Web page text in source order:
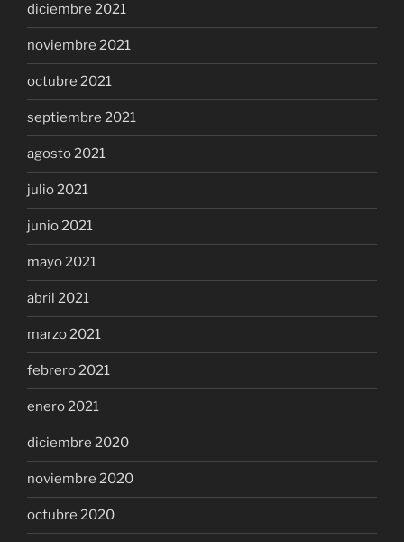
diciembre 2021
noviembre 2021
octubre 2021
septiembre 2021
agosto 2021
julio 2021
junio 2021
mayo 2021
abril 2021
marzo 2021
febrero 2021
enero 2021
diciembre 2020
noviembre 2020
octubre 2020